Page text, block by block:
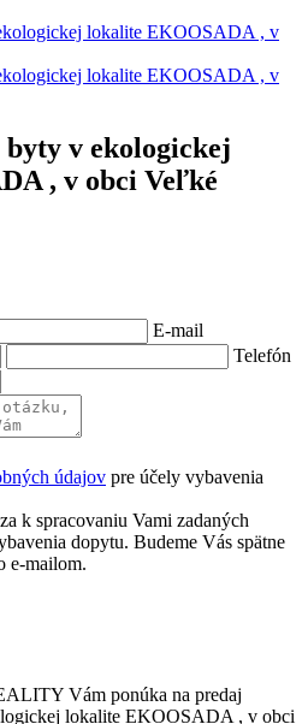
v ekologickej
, v obci Veľké
E-mail
Telefón
údajov pre účely vybavenia
k spracovaniu Vami zadaných
dopytu. Budeme Vás spätne
e-mailom.
Vám ponúka na predaj
lokalite EKOOSADA , v obci